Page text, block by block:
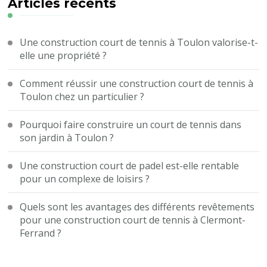
Une construction court de tennis à Toulon valorise-t-
elle une propriété ?
Comment réussir une construction court de tennis à
Toulon chez un particulier ?
Pourquoi faire construire un court de tennis dans
son jardin à Toulon ?
Une construction court de padel est-elle rentable
pour un complexe de loisirs ?
Quels sont les avantages des différents revêtements
pour une construction court de tennis à Clermont-
Ferrand ?